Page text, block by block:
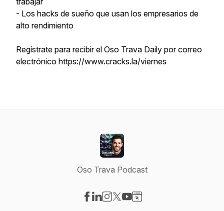
- Los hacks de sueño que usan los empresarios de
alto rendimiento
Regístrate para recibir el Oso Trava Daily por correo
electrónico https://www.cracks.la/viernes
Oso Trava Podcast